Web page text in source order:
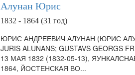
Алунан Юрис
1832 - 1864 (31 год)
ЮРИС АНДРЕЕВИЧ АЛУНАН (ЮРИС
JURIS ALUNANS; GUSTAVS GEORGS
13 МАЯ 1832 (1832-05-13),
1864, ЙОСТЕНСКАЯ ВО...